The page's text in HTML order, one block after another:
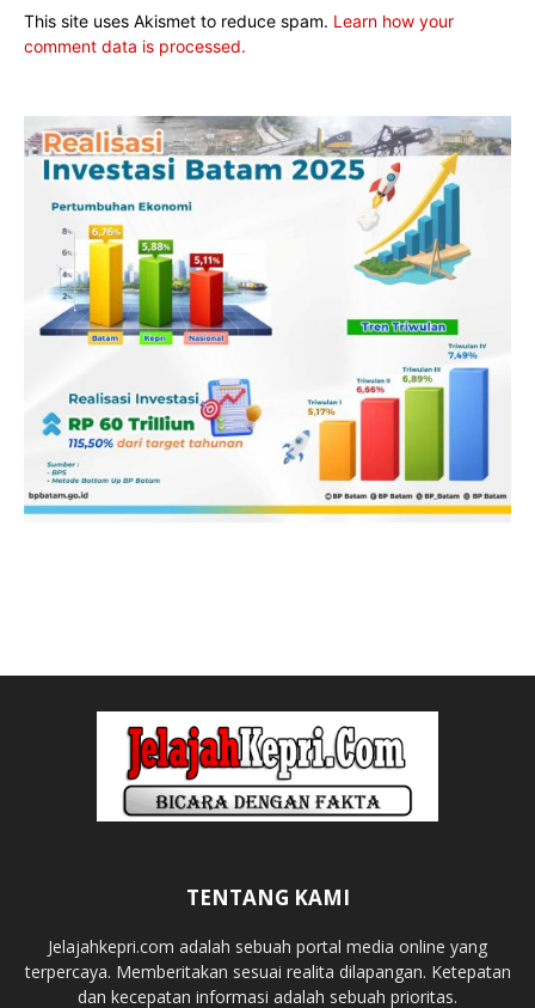
This site uses Akismet to reduce spam. Learn how your
comment data is processed.
TENTANG KAMI
Jelajahkepri.com adalah sebuah portal media online yang
terpercaya. Memberitakan sesuai realita dilapangan. Ketepatan
dan kecepatan informasi adalah sebuah prioritas.